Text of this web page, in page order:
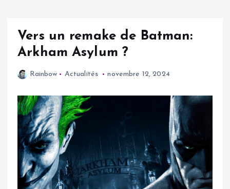
Vers un remake de Batman:
Arkham Asylum ?
Rainbow Actualités novembre 12, 2024